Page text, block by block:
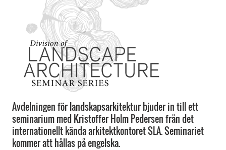
Avdelningen för landskapsarkitektur bjuder in till ett
seminarium med Kristoffer Holm Pedersen från det
internationellt kända arkitektkontoret SLA. Seminariet
kommer att hållas på engelska.